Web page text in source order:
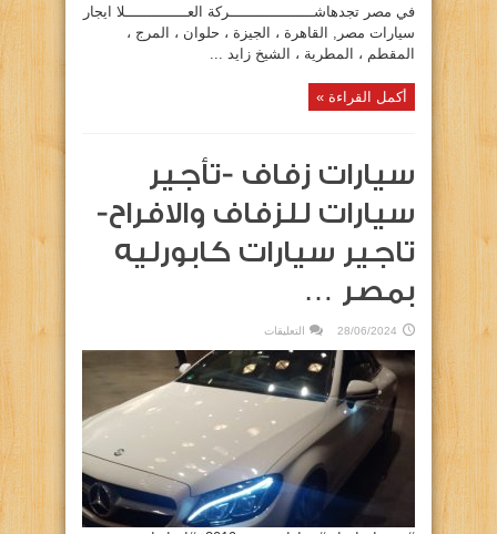
في مصر تجدهاشـــــــــــــــــــركة العــــــــــــــلا ايجار
سيارات مصر, القاهرة ، الجيزة ، حلوان ، المرج ،
المقطم ، المطرية ، الشيخ زايد ...
أكمل القراءة »
سيارات زفاف -تأجير
سيارات للزفاف والافراح-
تاجير سيارات كابورليه
بمصر …
28/06/2024 التعليقات
زفاف
-تأجير
سيارات
للزفاف
والافراح-
تاجير
سيارات
كابورليه
مغلقة